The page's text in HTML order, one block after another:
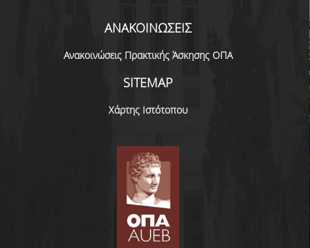
ΑΝΑΚΟΙΝΩΣΕΙΣ
Ανακοινώσεις Πρακτικής Άσκησης ΟΠΑ
SITEMAP
Χάρτης Ιστότοπου